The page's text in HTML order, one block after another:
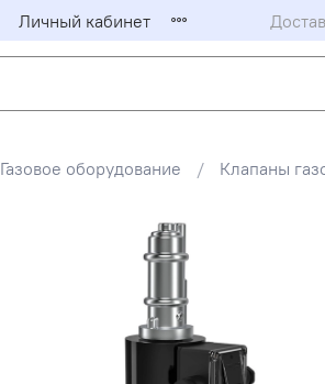
Личный кабинет
Газовое оборудование Клапаны